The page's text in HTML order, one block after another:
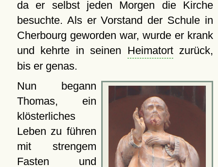
da er selbst jeden Morgen die Kirche
besuchte. Als er Vorstand der Schule in
Cherbourg geworden war, wurde er krank
und kehrte in seinen Heimatortzurück,
bis er genas.
Nun begann
Thomas, ein
klösterliches
Leben zu führen
mit strengem
Fasten und